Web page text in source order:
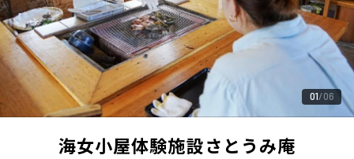
01 06
海女小屋体験施設さとうみ庵